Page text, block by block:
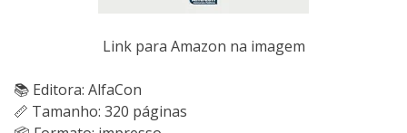
Link para Amazon na imagem
📚 Editora: AlfaCon
📏 Tamanho: 320 páginas